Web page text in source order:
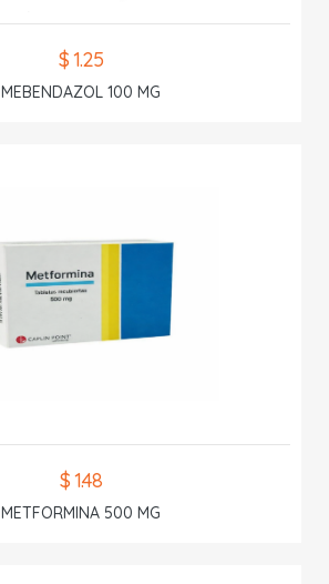
$ 1.25
MEBENDAZOL 100 MG
$ 1.48
METFORMINA 500 MG